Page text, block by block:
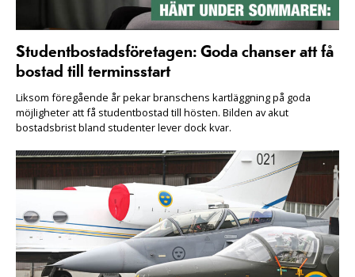
Studentbostadsföretagen: Goda chanser att få
bostad till terminsstart
Liksom föregående år pekar branschens kartläggning på goda
möjligheter att få studentbostad till hösten. Bilden av akut
bostadsbrist bland studenter lever dock kvar.